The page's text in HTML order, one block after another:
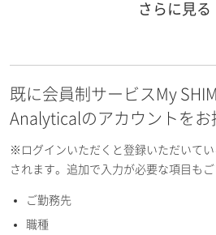
お名前フリガナ（名）
E-mailアドレス（半角英数）
さらに見る
既に会員制サービスMy
Analyticalのアカウントをお
※ログインいただくと登録いただいて
されます。追加で入力が必要な項目もご
ご勤務先
職種